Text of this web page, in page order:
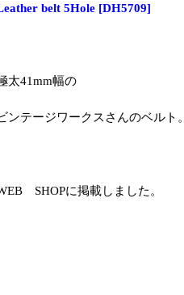
belt 5Hole [DH5709]
太41mm幅の
ンテージワークスさんのベルト。
SHOPに掲載しました。